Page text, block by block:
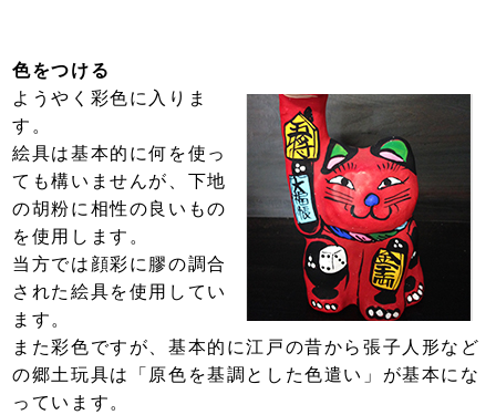
色をつける
ようやく彩色に入りま
す。
絵具は基本的に何を使っ
ても構いませんが、下地
の胡粉に相性の良いもの
を使用します。
当方では顔彩に膠の調合
された絵具を使用してい
ます。
また彩色ですが、基本的に江戸の昔から張子人形など
の郷土玩具は「原色を基調とした色遣い」が基本にな
っています。